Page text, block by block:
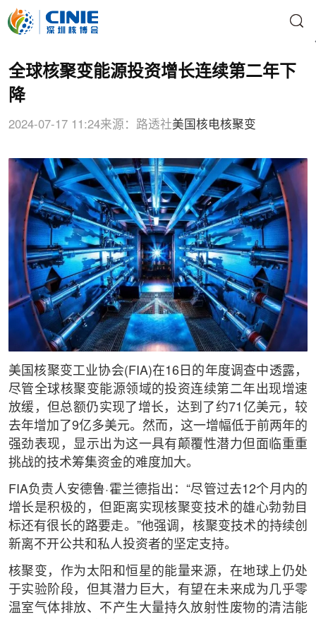
全球核聚变能源投资增长连续第二年下
降
2024-07-17 11:24来源：路透社美国核电核聚变
美国核聚变工业协会(FIA)在16日的年度调查中透露，
尽管全球核聚变能源领域的投资连续第二年出现增速
放缓，但总额仍实现了增长，达到了约71亿美元，较
去年增加了9亿多美元。然而，这一增幅低于前两年的
强劲表现，显示出为这一具有颠覆性潜力但面临重重
挑战的技术筹集资金的难度加大。
FIA负责人安德鲁·霍兰德指出：“尽管过去12个月内的
增长是积极的，但距离实现核聚变技术的雄心勃勃目
标还有很长的路要走。”他强调，核聚变技术的持续创
新离不开公共和私人投资者的坚定支持。
核聚变，作为太阳和恒星的能量来源，在地球上仍处
于实验阶段，但其潜力巨大，有望在未来成为几乎零
温室气体排放、不产生大量持久放射性废物的清洁能